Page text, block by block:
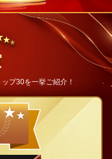
プ30を一挙ご紹介！